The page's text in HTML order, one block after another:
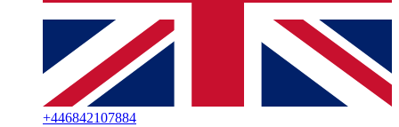
+446842107884